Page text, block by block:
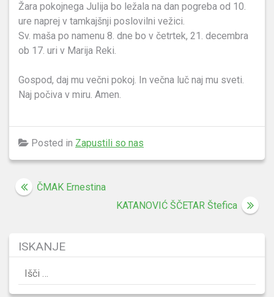
Žara pokojnega Julija bo ležala na dan pogreba od 10.
ure naprej v tamkajšnji poslovilni vežici.
Sv. maša po namenu 8. dne bo v četrtek, 21. decembra
ob 17. uri v Marija Reki.
Gospod, daj mu večni pokoj. In večna luč naj mu sveti.
Naj počiva v miru. Amen.
Posted in Zapustili so nas
Navigacija
ČMAK Ernestina
KATANOVIĆ ŠČETAR Štefica
ISKANJE
Išči: